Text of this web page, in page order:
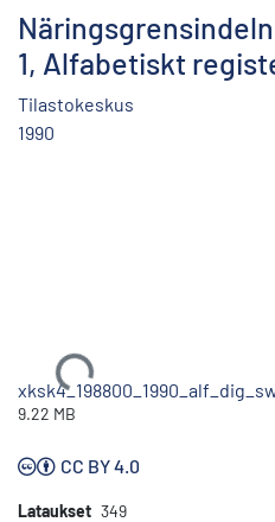
1, Alfabetiskt
Tilastokeskus
1990
Ladataan...
9.22 MB
CC BY 4.0
Lataukset 349